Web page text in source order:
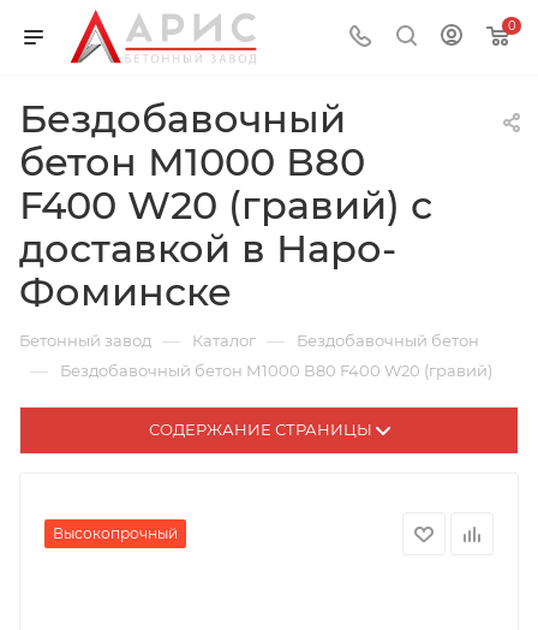
0
Бездобавочный
бетон М1000 В80
F400 W20 (гравий) с
доставкой в Наро-
Фоминске
Бетонный завод — Каталог — Бездобавочный бетон
— Бездобавочный бетон М1000 В80 F400 W20 (гравий)
СОДЕРЖАНИЕ СТРАНИЦЫ
Высокопрочный